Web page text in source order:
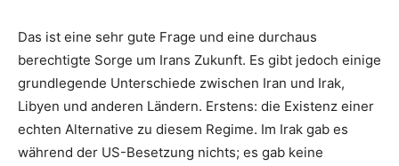
Das ist eine sehr gute Frage und eine durchaus
berechtigte Sorge um Irans Zukunft. Es gibt jedoch einige
grundlegende Unterschiede zwischen Iran und Irak,
Libyen und anderen Ländern. Erstens: die Existenz einer
echten Alternative zu diesem Regime. Im Irak gab es
während der US-Besetzung nichts; es gab keine